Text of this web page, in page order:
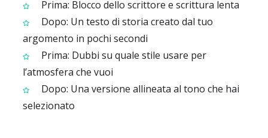
Prima: Blocco dello scrittore e scrittura lenta
Dopo: Un testo di storia creato dal tuo
argomento in pochi secondi
Prima: Dubbi su quale stile usare per
l’atmosfera che vuoi
Dopo: Una versione allineata al tono che hai
selezionato